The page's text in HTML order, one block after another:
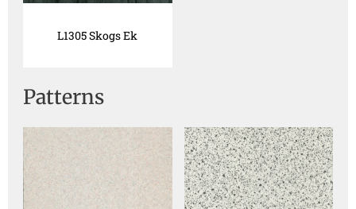
L1305 Skogs Ek
Patterns